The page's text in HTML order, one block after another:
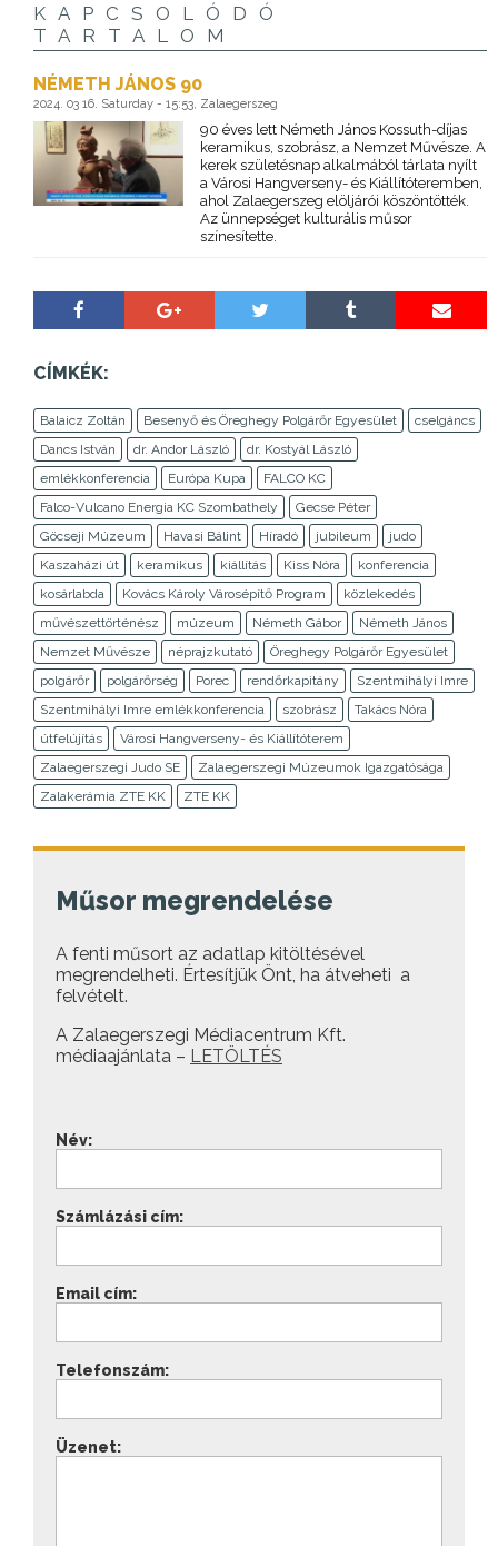
KAPCSOLÓDÓ
TARTALOM
NÉMETH JÁNOS 90
2024. 03 16. Saturday - 15:53, Zalaegerszeg
90 éves lett Németh János Kossuth-díjas
keramikus, szobrász, a Nemzet Művésze. A
kerek születésnap alkalmából tárlata nyílt
a Városi Hangverseny- és Kiállítóteremben,
ahol Zalaegerszeg elöljárói köszöntötték.
Az ünnepséget kulturális műsor
színesítette.
CÍMKÉK:
Balaicz Zoltán Besenyő és Öreghegy Polgárőr Egyesület
cselgáncs
Dancs István
dr. Andor László
dr. Kostyál László
emlékkonferencia
Európa Kupa
FALCO KC
Falco-Vulcano Energia KC Szombathely
Gecse Péter
Göcseji Múzeum
Havasi Bálint Híradó jubileum
judo
Kaszaházi út
keramikus kiállítás Kiss Nóra
konferencia
kosárlabda
Kovács Károly Városépítő Program
közlekedés
művészettörténész
múzeum Németh Gábor
Németh János
Nemzet Művésze
néprajzkutató
Öreghegy Polgárőr Egyesület
polgárőr
polgárőrség Porec rendőrkapitány
Szentmihályi Imre
Szentmihályi Imre emlékkonferencia
szobrász
Takács Nóra
útfelújítás
Városi Hangverseny- és Kiállítóterem
Zalaegerszegi Judo SE
Zalaegerszegi Múzeumok Igazgatósága
Zalakerámia ZTE KK
ZTE KK
Műsor megrendelése
A fenti műsort az adatlap kitöltésével
megrendelheti. Értesítjük Önt, ha átveheti a
felvételt.
A Zalaegerszegi Médiacentrum Kft.
médiaajánlata – LETÖLTÉS
Név:
Számlázási cím:
Email cím:
Telefonszám:
Üzenet: